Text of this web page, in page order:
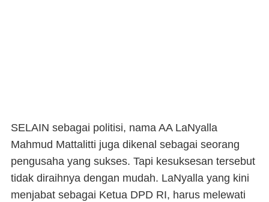
SELAIN sebagai politisi, nama AA LaNyalla
Mahmud Mattalitti juga dikenal sebagai seorang
pengusaha yang sukses. Tapi kesuksesan tersebut
tidak diraihnya dengan mudah. LaNyalla yang kini
menjabat sebagai Ketua DPD RI, harus melewati